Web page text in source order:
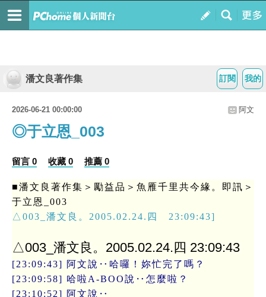
我的
訂閱
潘文良著作集
2026-06-21 00:00:00 阿文
◎于立恩_003
留言 0 收藏 0 推薦 0
■潘文良著作集＞勵益品＞魚雁千里共今緣。即訊＞
于立恩_003
△003_潘文良。2005.02.24.四 23:09:43]
△003_潘文良。2005.02.24.四 23:09:43
[23:09:43] 阿文說‥哈囉！妳忙完了嗎？
[23:09:58] 哈啦A-BOO說‥怎麼啦？
[23:10:52] 阿文說‥